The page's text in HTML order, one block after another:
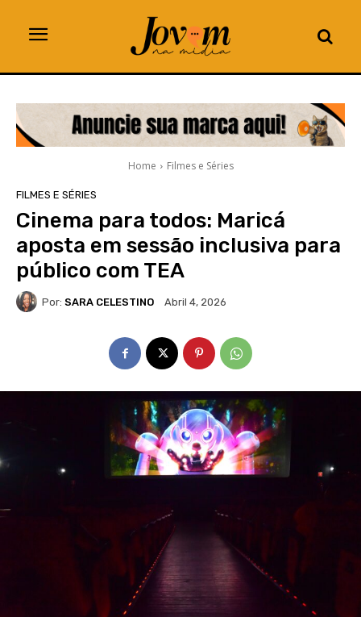
Home Filmes e Séries
FILMES E SÉRIES
Cinema para todos: Maricá
aposta em sessão inclusiva para
público com TEA
Por: SARA CELESTINO Abril 4, 2026